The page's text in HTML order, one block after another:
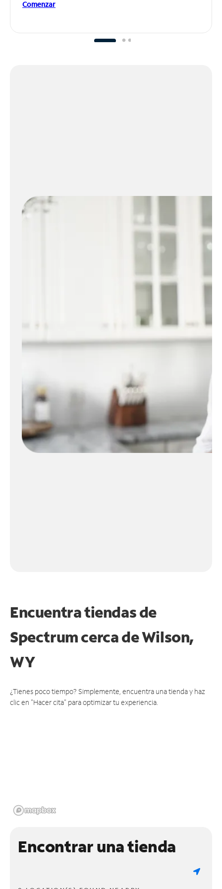
Comenzar
Encuentra tiendas de
Spectrum cerca deWilson,
WY
¿Tienes poco tiempo? Simplemente, encuentra una tienda y haz
clic en "Hacer cita" para optimizar tu experiencia.
Encontrar una tienda